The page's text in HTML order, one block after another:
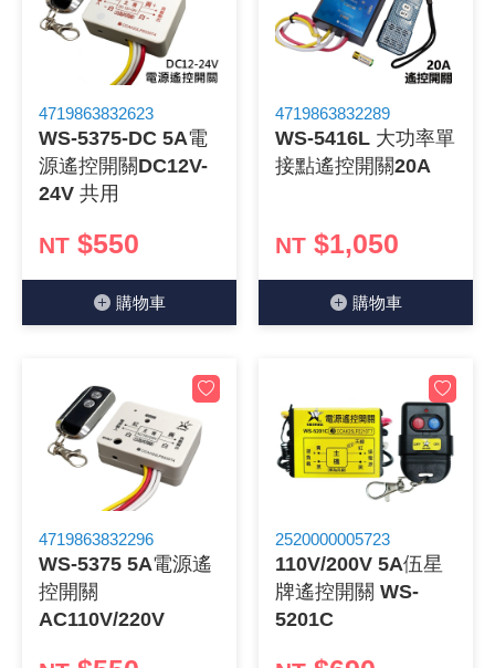
4719863832623
WS-5375-DC 5A電
源遙控開關DC12V-
24V 共用
NT $550
購物⾞
4719863832289
WS-5416L 大功率單
接點遙控開關20A
NT $1,050
購物⾞
4719863832296
WS-5375 5A電源遙
控開關
AC110V/220V
2520000005723
110V/200V 5A伍星
牌遙控開關 WS-
5201C